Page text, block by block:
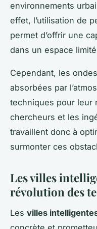
environnements
effet, l’utilisation de
permet d’offrir une
dans un espace
Cependant, les
absorbées par
techniques pour leur
chercheurs et les
travaillent donc à
surmonter ces
Les villes
révolution des
Les villes